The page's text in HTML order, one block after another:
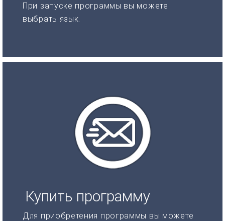
При запуске программы вы можете
выбрать язык.
Купить программу
Для приобретения программы вы можете